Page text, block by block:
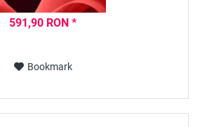
591,90 RON *
Bookmark